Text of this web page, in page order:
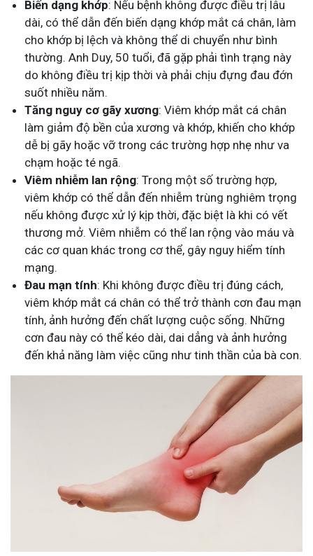
Biến dạng khớp: Nếu bệnh không được điều trị lâu
dài, có thể dẫn đến biến dạng khớp mắt cá chân, làm
cho khớp bị lệch và không thể di chuyển như bình
thường. Anh Duy, 50 tuổi, đã gặp phải tình trạng này
do không điều trị kịp thời và phải chịu đựng đau đớn
suốt nhiều năm.
Tăng nguy cơ gãy xương: Viêm khớp mắt cá chân
làm giảm độ bền của xương và khớp, khiến cho khớp
dễ bị gãy hoặc vỡ trong các trường hợp nhẹ như va
chạm hoặc té ngã.
Viêm nhiễm lan rộng: Trong một số trường hợp,
viêm khớp có thể dẫn đến nhiễm trùng nghiêm trọng
nếu không được xử lý kịp thời, đặc biệt là khi có vết
thương mở. Viêm nhiễm có thể lan rộng vào máu và
các cơ quan khác trong cơ thể, gây nguy hiểm tính
mạng.
Đau mạn tính: Khi không được điều trị đúng cách,
viêm khớp mắt cá chân có thể trở thành cơn đau mạn
tính, ảnh hưởng đến chất lượng cuộc sống. Những
cơn đau này có thể kéo dài, dai dẳng và ảnh hưởng
đến khả năng làm việc cũng như tinh thần của bà con.